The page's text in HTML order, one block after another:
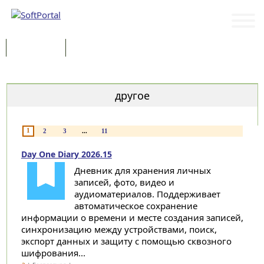
другое
1 2 3 ... 11
Day One Diary 2026.15
Дневник для хранения личных
записей, фото, видео и
аудиоматериалов. Поддерживает
автоматическое сохранение
информации о времени и месте создания записей,
синхронизацию между устройствами, поиск,
экспорт данных и защиту с помощью сквозного
шифрования...